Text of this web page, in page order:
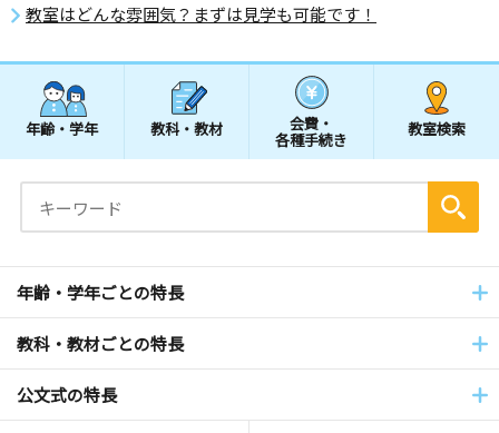
教室はどんな雰囲気？まずは見学も可能です！
年齢・学年 教科・教材 会費・
各種手続き
教室検索
年齢・学年ごとの特長
教科・教材ごとの特長
公文式の特長